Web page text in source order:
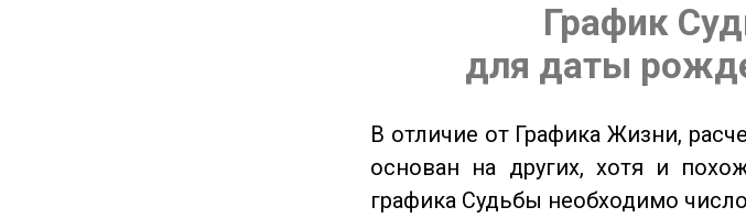
График
для даты
В отличие от Графика Жизни,
основан на других, хотя и
графика Судьбы необходимо